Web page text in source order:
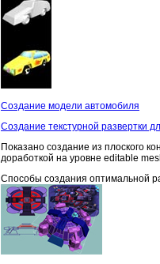
Создание модели автомобиля
Создание текстурной развертки
Показано создание из плоского
доработкой на уровне editable
Способы создания оптимальной